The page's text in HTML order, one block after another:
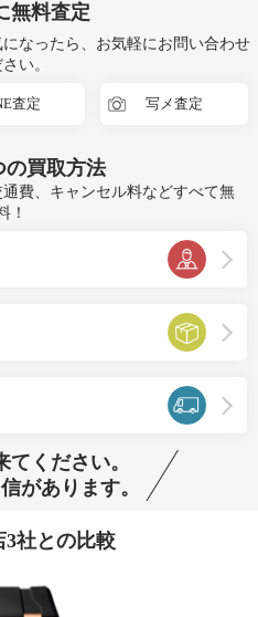
無料査定
なったら、お気軽にお問い合わせ
い。
査定 写メ査定
の買取方法
費、キャンセル料などすべて無
！
ください。
があります。
3社との比較